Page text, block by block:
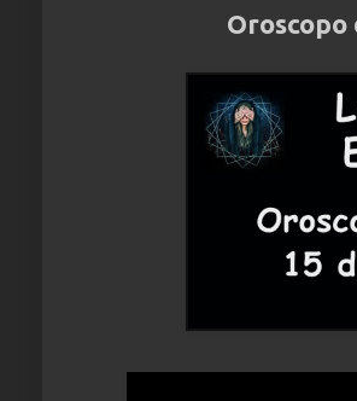
Oroscopo